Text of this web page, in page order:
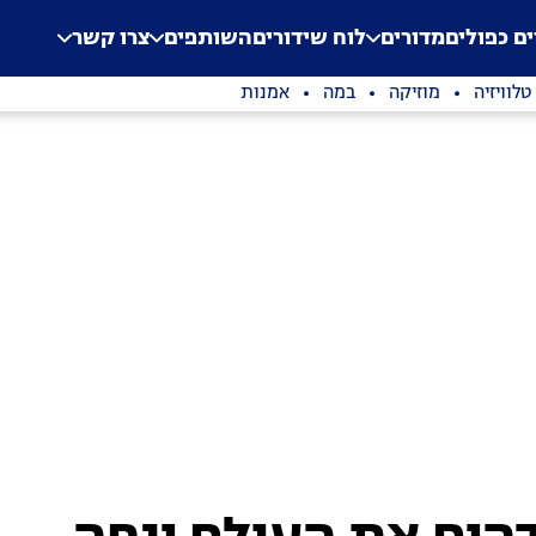
Application error: a
. כפוליםמדורים לוח שידוריםהשותפים צרו קשר
טלוויזיה מוזיקה במה אמנות